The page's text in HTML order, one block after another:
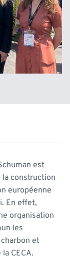
est
construction
européenne
En effet,
organisation
les
et
CECA.